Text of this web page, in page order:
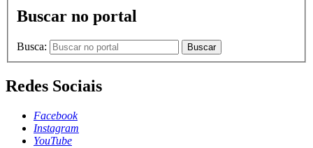
Buscar no portal
Busca: Buscar
Redes Sociais
Facebook
Instagram
YouTube